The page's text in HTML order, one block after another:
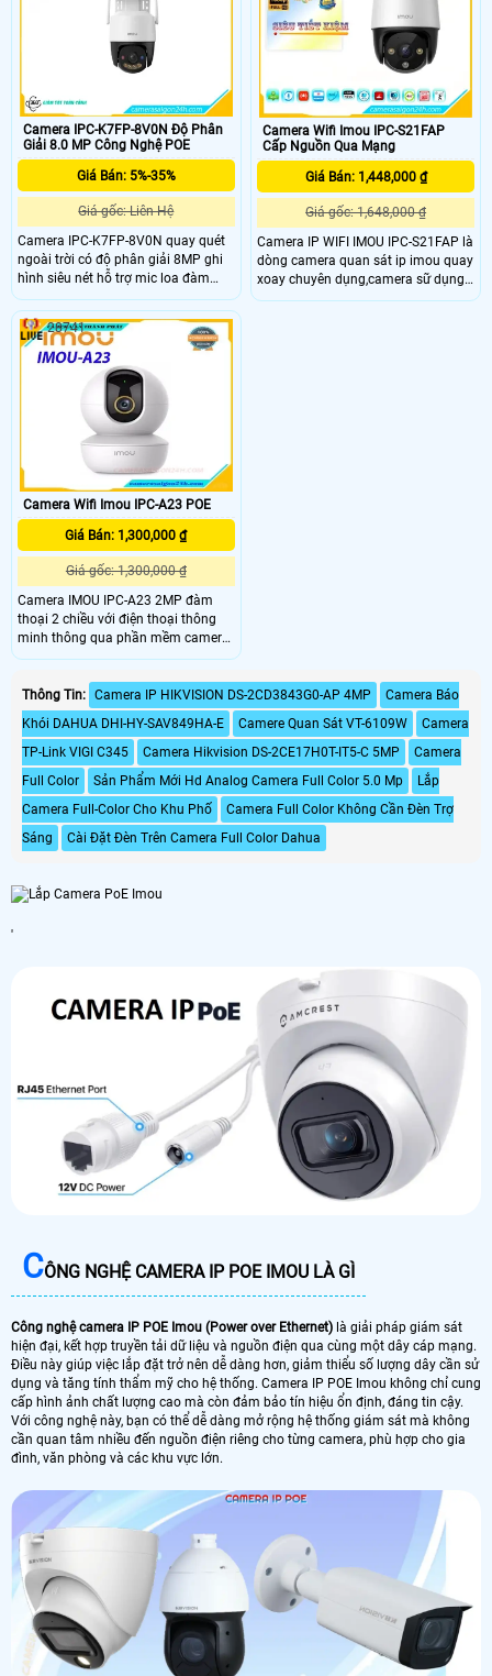
người phương tiện.Tích hợp mic và
loa trong phạm vi 3m.
Camera IPC-K7FP-8V0N Độ Phân
Giải 8.0 MP Công Nghệ POE
Giá Bán: 5%-35%
Giá gốc: Liên Hệ
Camera IPC-K7FP-8V0N quay quét
ngoài trời có độ phân giải 8MP ghi
hình siêu nét hỗ trợ mic loa đàm
thoại cực rỏ. Khay thẻ nhớ lên đến
512GB lưu trữ lâu dài với chuẩn nén
video H.265. Hỗ trợ tính năng AI
phát hiện chuyển động, phân biệt
người xe, thiết lập hàng rào xâm
nhập giám sát an ninh hiệu quả
Camera Wifi Imou IPC-S21FAP
Cấp Nguồn Qua Mạng
Giá Bán: 1,448,000 ₫
Giá gốc: 1,648,000 ₫
Camera IP WIFI IMOU IPC-S21FAP là
dòng camera quan sát ip imou quay
xoay chuyên dụng,camera sữ dụng
cảm biến hình ảnh 2.0 megapixel
Camera Wifi Imou IPC-A23 POE
Giá Bán: 1,300,000 ₫
Giá gốc: 1,300,000 ₫
Camera IMOU IPC-A23 2MP đàm
thoại 2 chiều với điện thoại thông
minh thông qua phần mềm camera
IMOU Life, mang đến người dùng
công tác xa nhà. Camera IMOU
Ranger 2 ghi hình chuẩn nét Full HD
1080P nhờ ống kính 2.
28741
Thông Tin: Camera IP HIKVISION DS-2CD3843G0-AP 4MP
Camera Báo
Khói DAHUA DHI-HY-SAV849HA-E
Camere Quan Sát VT-6109W
Camera
TP-Link VIGI C345
Camera Hikvision DS-2CE17H0T-IT5-C 5MP
Camera
Full Color
Sản Phẩm Mới Hd Analog Camera Full Color 5.0 Mp
Lắp
Camera Full-Color Cho Khu Phố
Camera Full Color Không Cần Đèn Trợ
Sáng
Cài Đặt Đèn Trên Camera Full Color Dahua
'
CÔNG NGHỆ CAMERA IP POE IMOU LÀ GÌ
Công nghệ camera IP POE Imou (Power over Ethernet) là giải pháp giám sát
hiện đại, kết hợp truyền tải dữ liệu và nguồn điện qua cùng một dây cáp mạng.
Điều này giúp việc lắp đặt trở nên dễ dàng hơn, giảm thiểu số lượng dây cần sử
dụng và tăng tính thẩm mỹ cho hệ thống. Camera IP POE Imou không chỉ cung
cấp hình ảnh chất lượng cao mà còn đảm bảo tín hiệu ổn định, đáng tin cậy.
Với công nghệ này, bạn có thể dễ dàng mở rộng hệ thống giám sát mà không
cần quan tâm nhiều đến nguồn điện riêng cho từng camera, phù hợp cho gia
đình, văn phòng và các khu vực lớn.